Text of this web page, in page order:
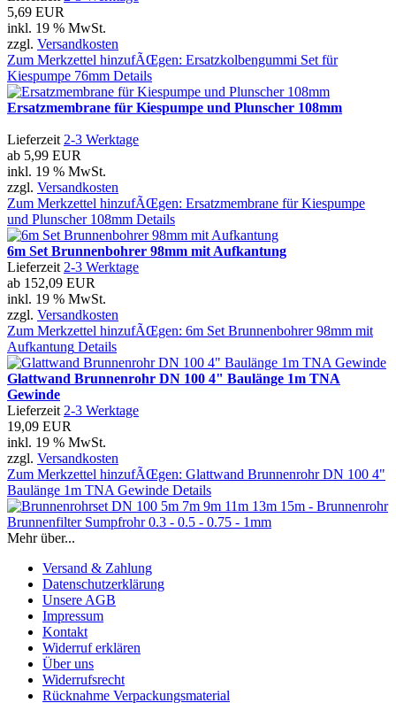
5,69 EUR
inkl. 19 % MwSt.
zzgl. Versandkosten
Zum Merkzettel hinzufÃŒgen: Ersatzkolbengummi Set für
Kiespumpe 76mm Details
Ersatzmembrane für Kiespumpe und Plunscher 108mm
Lieferzeit 2-3 Werktage
ab 5,99 EUR
inkl. 19 % MwSt.
zzgl. Versandkosten
Zum Merkzettel hinzufÃŒgen: Ersatzmembrane für Kiespumpe
und Plunscher 108mm Details
6m Set Brunnenbohrer 98mm mit Aufkantung
Lieferzeit 2-3 Werktage
ab 152,09 EUR
inkl. 19 % MwSt.
zzgl. Versandkosten
Zum Merkzettel hinzufÃŒgen: 6m Set Brunnenbohrer 98mm mit
Aufkantung Details
Glattwand Brunnenrohr DN 100 4" Baulänge 1m TNA
Gewinde
Lieferzeit 2-3 Werktage
19,09 EUR
inkl. 19 % MwSt.
zzgl. Versandkosten
Zum Merkzettel hinzufÃŒgen: Glattwand Brunnenrohr DN 100 4"
Baulänge 1m TNA Gewinde Details
Mehr über...
Versand & Zahlung
Datenschutzerklärung
Unsere AGB
Impressum
Kontakt
Widerruf erklären
Über uns
Widerrufsrecht
Rücknahme Verpackungsmaterial